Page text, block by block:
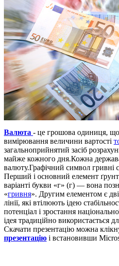
Валюта - це грошова одиниця, що
вимірювання величини вартості
загальноприйнятий засіб
майже кожного дня.Кожна
валюту.Графічний символ гривні
Перший і основний елемент
варіанті букви «г» (г) — вона
«гривня». Другим елементом є дві
лінії, які втілюють ідею
потенціал і зростання
ідея традиційно використається
Скачати презентацію можна
презентацію і встановивши